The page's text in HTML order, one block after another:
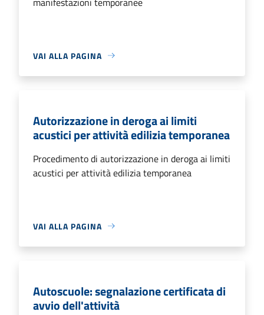
VAI ALLA PAGINA
Autorizzazione in deroga ai limiti
acustici per attività edilizia temporanea
Procedimento di autorizzazione in deroga ai limiti
acustici per attività edilizia temporanea
VAI ALLA PAGINA
Autoscuole: segnalazione certificata di
avvio dell'attività